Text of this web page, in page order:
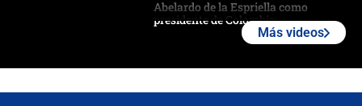
Abelardo de la Espriella como
presidente de Colombia
Más videos